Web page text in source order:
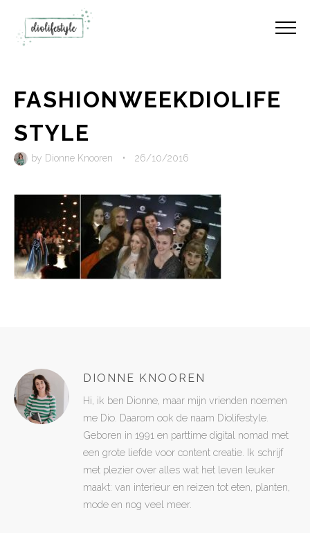
FASHIONWEEKDIOLIFE
STYLE
by Dionne Knooren • 26/10/2016
DIONNE KNOOREN
Hi, ik ben Dionne, maar mijn vrienden noemen
me Dio. Daarom ook de naam Diolifestyle.
Geboren in 1991 en parttime digital nomad met
een grote liefde voor content creatie. Ik schrijf
met plezier over alles wat het leven leuker
maakt: van interieur en reizen tot eten, planten,
mode en nog veel meer.